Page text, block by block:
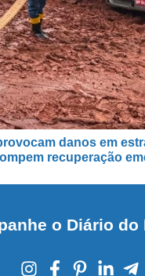
danos em
recuperação
o Diário do